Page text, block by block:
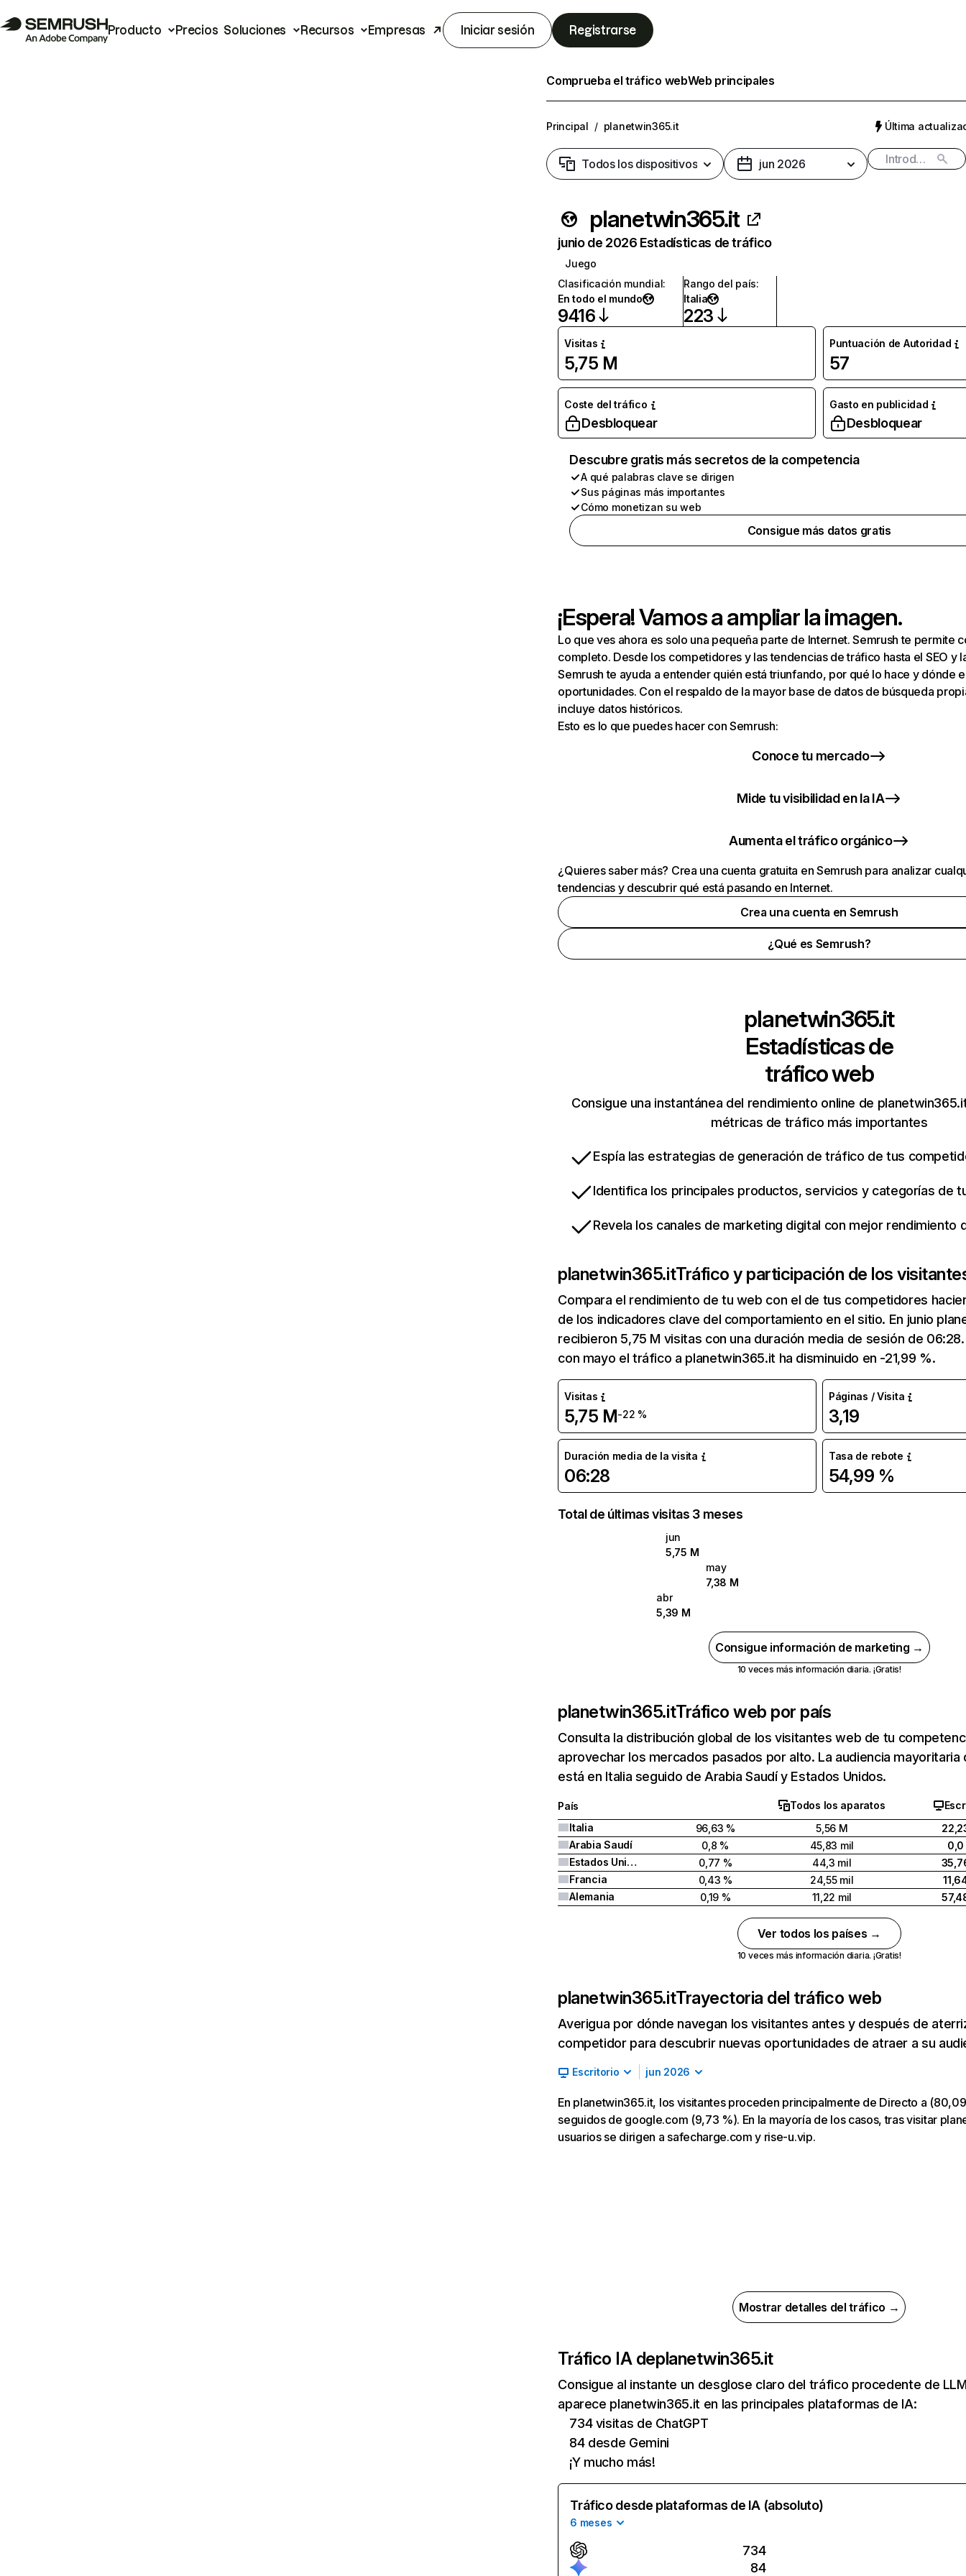
Producto Precios Soluciones Recursos Empresas Iniciar sesión Registrarse
Comprueba el tráfico webWeb principales
Principal / planetwin365.it Última
Todos los dispositivos jun 2026
planetwin365.it
junio de 2026 Estadísticas de tráfico
Juego
Clasificación mundial:
En todo el mundo
9416
Rango del país:
Italia
223
Visitas
5,75 M
Puntuación de Autoridad
57
Coste del tráfico
Desbloquear
Gasto en publicidad
Desbloquear
Descubre gratis más secretos de la competencia
A qué palabras clave se dirigen
Sus páginas más importantes
Cómo monetizan su web
Consigue más datos gratis
¡Espera! Vamos a ampliar la imagen.
Lo que ves ahora es solo una pequeña parte de Internet. Semrush te permite
completo. Desde los competidores y las tendencias de tráfico hasta el SEO y
Semrush te ayuda a entender quién está triunfando, por qué lo hace y dónde
oportunidades. Con el respaldo de la mayor base de datos de búsqueda
incluye datos históricos.
Esto es lo que puedes hacer con Semrush:
Conoce tu mercado
Mide tu visibilidad en la IA
Aumenta el tráfico orgánico
¿Quieres saber más? Crea una cuenta gratuita en Semrush para analizar
tendencias y descubrir qué está pasando en Internet.
Crea una cuenta en Semrush
¿Qué es Semrush?
planetwin365.it
Estadísticas de
tráfico web
Consigue una instantánea del rendimiento online de
métricas de tráfico más importantes
Espía las estrategias de generación de tráfico de tus
Identifica los principales productos, servicios y categorías de
Revela los canales de marketing digital con mejor rendimiento
planetwin365.itTráfico y participación de los
Compara el rendimiento de tu web con el de tus competidores
de los indicadores clave del comportamiento en el sitio. En junio
recibieron 5,75 M visitas con una duración media de sesión de
con mayo el tráfico a planetwin365.it ha disminuido en -21,99 %.
Visitas
5,75 M-22 %
Páginas / Visita
3,19
Duración media de la visita
06:28
Tasa de rebote
54,99 %
Total de últimas visitas 3 meses
jun
5,75 M
may
7,38 M
abr
5,39 M
Consigue información de marketing →
10 veces más información diaria. ¡Gratis!
planetwin365.itTráfico web por país
Consulta la distribución global de los visitantes web de tu
aprovechar los mercados pasados por alto. La audiencia mayoritaria
está en Italia seguido de Arabia Saudí y Estados Unidos.
País Todos los aparatos
Italia
96,63 % 5,56 M
Arabia Saudí
0,8 % 45,83 mil
0,0
Estados Unidos
0,77 % 44,3 mil
Francia
0,43 % 24,55 mil
Alemania
0,19 % 11,22 mil
Ver todos los países →
10 veces más información diaria. ¡Gratis!
planetwin365.itTrayectoria del tráfico web
Averigua por dónde navegan los visitantes antes y después de
competidor para descubrir nuevas oportunidades de atraer a su
Escritorio jun 2026
En planetwin365.it, los visitantes proceden principalmente de Directo a
seguidos de google.com (9,73 %). En la mayoría de los casos, tras visitar
usuarios se dirigen a safecharge.com y rise-u.vip.
Mostrar detalles del tráfico →
Tráfico IA deplanetwin365.it
Consigue al instante un desglose claro del tráfico procedente de
aparece planetwin365.it en las principales plataformas de IA:
734 visitas de ChatGPT
84 desde Gemini
¡Y mucho más!
Tráfico desde plataformas de IA (absoluto)
6 meses
734
84